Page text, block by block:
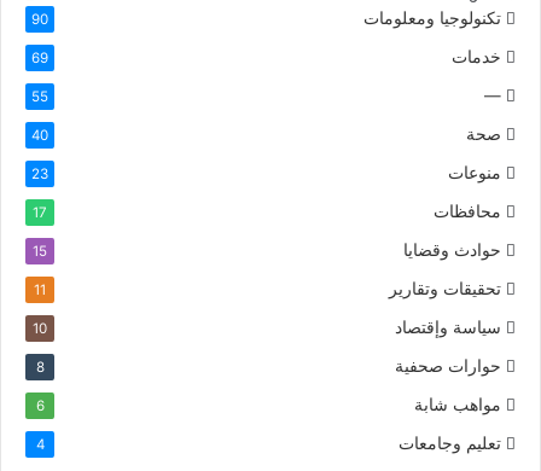
تكنولوجيا ومعلومات
90
خدمات 69
—
55
صحة 40
منوعات 23
محافظات 17
حوادث وقضايا 15
تحقيقات وتقارير 11
سياسة وإقتصاد 10
حوارات صحفية 8
مواهب شابة 6
تعليم وجامعات 4